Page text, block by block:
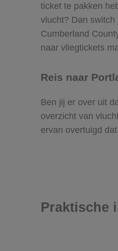
ticket te pakken
vlucht? Dan
Cumberland
naar vliegtickets
Reis naar
Ben jij er over uit
overzicht van
ervan overtuigd
Praktische